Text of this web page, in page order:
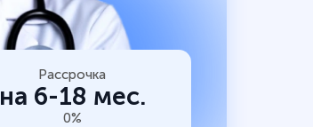
Рассрочка
на 6-18 мес.
0%